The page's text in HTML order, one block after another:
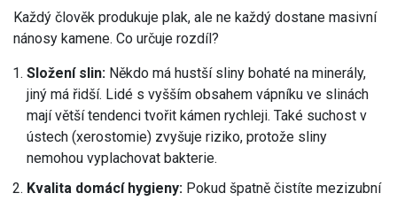
Každý člověk produkuje plak, ale ne každý dostane masivní
nánosy kamene. Co určuje rozdíl?
Složení slin: Někdo má hustší sliny bohaté na minerály,
jiný má řidší. Lidé s vyšším obsahem vápníku ve slinách
mají větší tendenci tvořit kámen rychleji. Také suchost v
ústech (xerostomie) zvyšuje riziko, protože sliny
nemohou vyplachovat bakterie.
Kvalita domácí hygieny: Pokud špatně čistíte mezizubní